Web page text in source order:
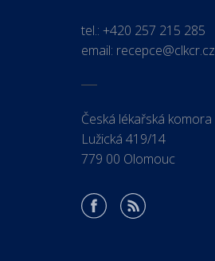
tel.: +420 257 215 285
email: recepce@clkcr.cz
Česká lékařská komora
Lužická 419/14
779 00 Olomouc